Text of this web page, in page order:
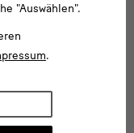
"Auswählen".
.